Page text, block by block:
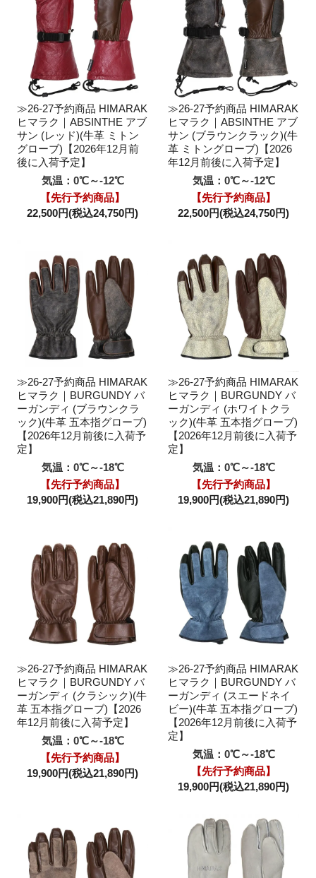
≫26-27予約商品 HIMARAK
ヒマラク｜ABSINTHE アブ
サン (レッド)(牛革 ミトン
グローブ)【2026年12月前
後に入荷予定】
気温：0℃～-12℃
【先行予約商品】
22,500円(税込24,750円)
≫26-27予約商品 HIMARAK
ヒマラク｜ABSINTHE アブ
サン (ブラウンクラック)(牛
革 ミトングローブ)【2026
年12月前後に入荷予定】
気温：0℃～-12℃
【先行予約商品】
22,500円(税込24,750円)
≫26-27予約商品 HIMARAK
ヒマラク｜BURGUNDY バ
ーガンディ (ブラウンクラ
ック)(牛革 五本指グローブ)
【2026年12月前後に入荷予
定】
気温：0℃～-18℃
【先行予約商品】
19,900円(税込21,890円)
≫26-27予約商品 HIMARAK
ヒマラク｜BURGUNDY バ
ーガンディ (ホワイトクラ
ック)(牛革 五本指グローブ)
【2026年12月前後に入荷予
定】
気温：0℃～-18℃
【先行予約商品】
19,900円(税込21,890円)
≫26-27予約商品 HIMARAK
ヒマラク｜BURGUNDY バ
ーガンディ (クラシック)(牛
革 五本指グローブ)【2026
年12月前後に入荷予定】
気温：0℃～-18℃
【先行予約商品】
19,900円(税込21,890円)
≫26-27予約商品 HIMARAK
ヒマラク｜BURGUNDY バ
ーガンディ (スエードネイ
ビー)(牛革 五本指グローブ)
【2026年12月前後に入荷予
定】
気温：0℃～-18℃
【先行予約商品】
19,900円(税込21,890円)